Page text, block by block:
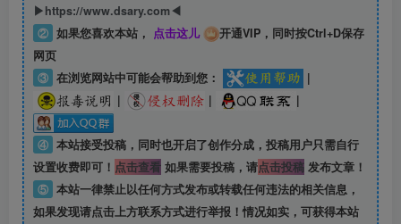
▶https://www.dsary.com◀
② 如果您喜欢本站， 点击这儿
开通VIP，同时按Ctrl+D保存
网页
③ 在浏览网站中可能会帮助到您：
|
|
| |
④ 本站接受投稿，同时也开启了创作分成，投稿用户只需自行
设置收费即可！ 点击查看如果需要投稿，请点击投稿发布文章！
⑤ 本站一律禁止以任何方式发布或转载任何违法的相关信息，
如果发现请点击上方联系方式进行举报！情况如实，可获得本站